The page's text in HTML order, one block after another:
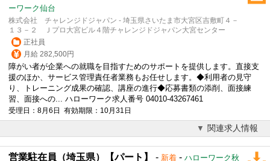
ーワーク仙台
株式会社 チャレンジドジャパン - 埼玉県さいたま市大宮区吉敷町４－
１３－２ Ｊプロ大宮ビル４階チャレンジドジャパン大宮センター
正社員
月給 282,500円
障がい者が企業への就職を目指すためのサポートを提供します。直接支
援のほか、サービス管理責任者業務もお任せします。◆利用者の見守
り、トレーニング成果の確認、講座の進行◆応募書類の添削、面接練
習、面接への... ハローワーク求人番号 04010-43267461
受理日：8月6日 有効期限：10月31日
関連求人情報
営業駐在員（埼玉県）【パート】 - 新着 - ハローワーク秋